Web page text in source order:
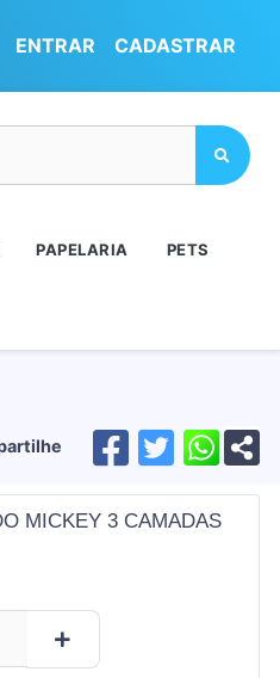
ENTRAR CADASTRAR
PAPELARIA PETS
MICKEY 3 CAMADAS